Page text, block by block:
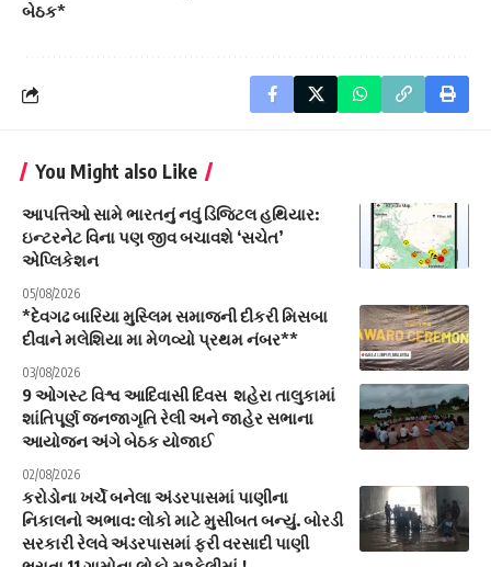
બેઠક*
You Might also Like
આપત્તિઓ સામે ભારતનું નવું ડિજિટલ હથિયાર:
ઇન્ટરનેટ વિના પણ જીવ બચાવશે ‘સચેત’
એપ્લિકેશન
05/08/2026
*દેવગઢ બારિયા મુસ્લિમ સમાજની દીકરી મિસબા
દીવાને મલેશિયા મા મેળવ્યો પ્રથમ નંબર**
03/08/2026
9 ઓગસ્ટ વિશ્વ આદિવાસી દિવસ શહેરા તાલુકામાં
શાંતિપૂર્ણ જનજાગૃતિ રેલી અને જાહેર સભાના
આયોજન અંગે બેઠક યોજાઈ
02/08/2026
કરોડોના ખર્ચે બનેલા અંડરપાસમાં પાણીના
નિકાલનો અભાવ: લોકો માટે મુસીબત બન્યું. બોરડી
સરકારી રેલવે અંડરપાસમાં ફરી વરસાદી પાણી